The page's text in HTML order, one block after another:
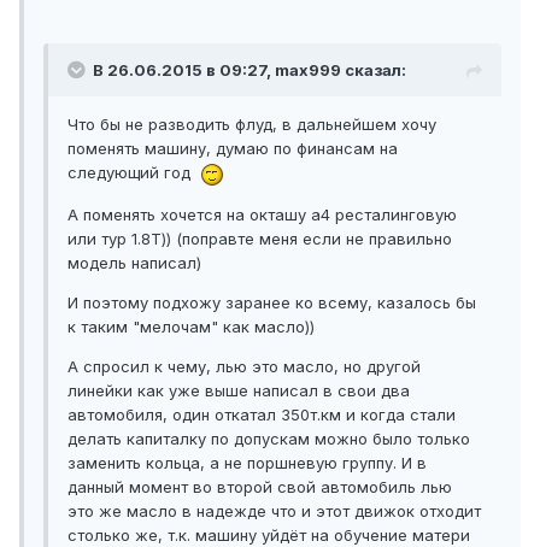
В 26.06.2015 в 09:27, max999 сказал:
Что бы не разводить флуд, в дальнейшем хочу
поменять машину, думаю по финансам на
следующий год
А поменять хочется на окташу а4 ресталинговую
или тур 1.8Т)) (поправте меня если не правильно
модель написал)
И поэтому подхожу заранее ко всему, казалось бы
к таким "мелочам" как масло))
А спросил к чему, лью это масло, но другой
линейки как уже выше написал в свои два
автомобиля, один откатал 350т.км и когда стали
делать капиталку по допускам можно было только
заменить кольца, а не поршневую группу. И в
данный момент во второй свой автомобиль лью
это же масло в надежде что и этот движок отходит
столько же, т.к. машину уйдёт на обучение матери